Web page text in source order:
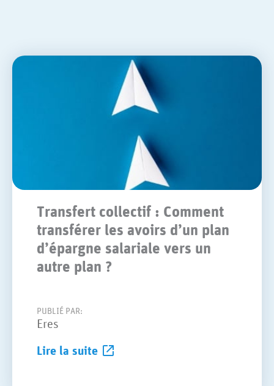
Transfert collectif : Comment
transférer les avoirs d’un plan
d’épargne salariale vers un
autre plan ?
PUBLIÉ PAR:
Eres
Lire la suite